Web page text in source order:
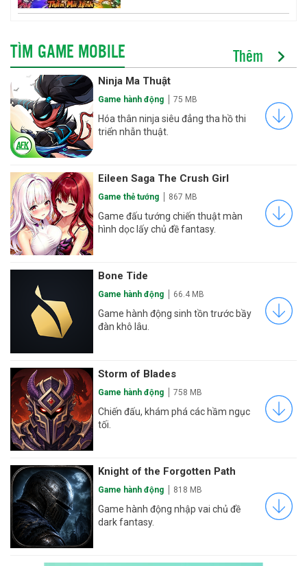
TÌM GAME MOBILE Thêm
Ninja Ma Thuật
Game hành động 75 MB
Hóa thân ninja siêu đẳng tha hồ thi
triển nhẫn thuật.
Eileen Saga The Crush Girl
Game thẻ tướng 867 MB
Game đấu tướng chiến thuật màn
hình dọc lấy chủ đề fantasy.
Bone Tide
Game hành động 66.4 MB
Game hành động sinh tồn trước bầy
đàn khô lâu.
Storm of Blades
Game hành động 758 MB
Chiến đấu, khám phá các hầm ngục
tối.
Knight of the Forgotten Path
Game hành động 818 MB
Game hành động nhập vai chủ đề
dark fantasy.